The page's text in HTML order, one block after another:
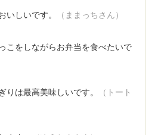
いしいです。 （ままっちさん）
こをしながらお弁当を食べたいで
は最高美味しいです。
（トート